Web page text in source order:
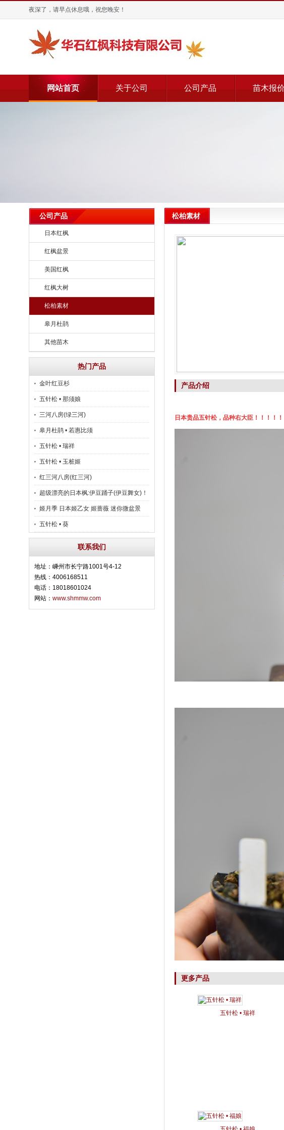
夜深了，请早点休息哦，祝您晚安！
网站首页 关于公司 公司产品 苗木报价
公司产品
日本红枫
红枫盆景
美国红枫
红枫大树
松柏素材
皋月杜鹃
其他苗木
热门产品
金叶红豆杉
五针松 • 那须娘
三河八房(绿三河)
皋月杜鹃 • 若惠比须
五针松 • 瑞祥
五针松 • 玉桩姬
红三河八房(红三河)
超级漂亮的日本枫:伊豆踊子(伊豆舞女)！
姬月季 日本姬乙女 姬蔷薇 迷你微盆景
五针松 • 葵
联系我们
地址：嵊州市长宁路1001号4-12
热线：4006168511
电话：18018601024
网站： www.shmmw.com
松柏素材
产品介绍
日本贵品五针松，品种右大臣！！！！！
更多产品
五针松 • 瑞祥